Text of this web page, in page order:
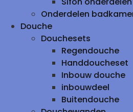
Onderdelen
Douche
Douchesets
Regendouche
Handdoucheset
Inbouw douche
inbouwdeel
Buitendouche